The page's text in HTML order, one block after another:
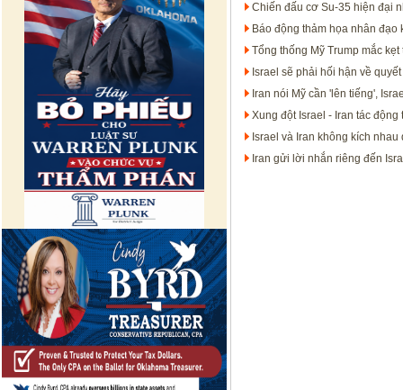
Chiến đấu cơ Su-35 hiện đại
Báo động thảm họa nhân đạo
Tổng thống Mỹ Trump mắc
Israel sẽ phải hối hận về
Iran nói Mỹ cần 'lên tiếng',
Xung đột Israel - Iran tác
Israel và Iran không kích
Iran gửi lời nhắn riêng đến